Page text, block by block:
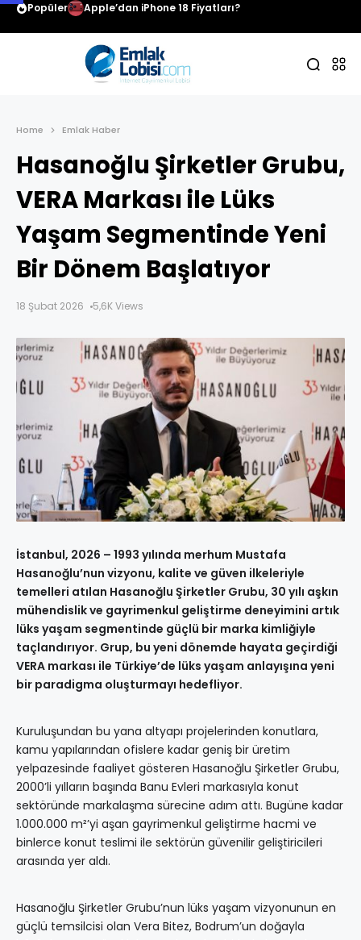
Popüler Apple’dan iPhone 18 Fiyatları?
Home Emlak Haber
Hasanoğlu Şirketler Grubu,
VERA Markası ile Lüks
Yaşam Segmentinde Yeni
Bir Dönem Başlatıyor
18 Şubat 2026 5,6K Views
İstanbul, 2026 – 1993 yılında merhum Mustafa
Hasanoğlu’nun vizyonu, kalite ve güven ilkeleriyle
temelleri atılan Hasanoğlu Şirketler Grubu, 30 yılı aşkın
mühendislik ve gayrimenkul geliştirme deneyimini artık
lüks yaşam segmentinde güçlü bir marka kimliğiyle
taçlandırıyor. Grup, bu yeni dönemde hayata geçirdiği
VERA markası ile Türkiye’de lüks yaşam anlayışına yeni
bir paradigma oluşturmayı hedefliyor.
Kuruluşundan bu yana altyapı projelerinden konutlara,
kamu yapılarından ofislere kadar geniş bir üretim
yelpazesinde faaliyet gösteren Hasanoğlu Şirketler Grubu,
2000’li yılların başında Banu Evleri markasıyla konut
sektöründe markalaşma sürecine adım attı. Bugüne kadar
1.000.000 m²’yi aşan gayrimenkul geliştirme hacmi ve
binlerce konut teslimi ile sektörün güvenilir geliştiricileri
arasında yer aldı.
Hasanoğlu Şirketler Grubu’nun lüks yaşam vizyonunun en
güçlü temsilcisi olan Vera Bitez, Bodrum’un doğayla